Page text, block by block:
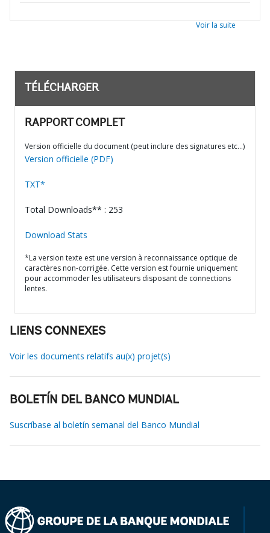
Voir la suite
TÉLÉCHARGER
RAPPORT COMPLET
Version officielle du document (peut inclure des signatures etc…)
Version officielle (PDF)
TXT*
Total Downloads** : 253
Download Stats
*La version texte est une version à reconnaissance optique de
caractères non-corrigée. Cette version est fournie uniquement
pour accommoder les utilisateurs disposant de connections
lentes.
LIENS CONNEXES
Voir les documents relatifs au(x) projet(s)
BOLETÍN DEL BANCO MUNDIAL
Suscríbase al boletín semanal del Banco Mundial